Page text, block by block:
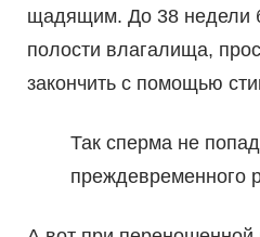
щадящим. До 38 недели
полости влагалища,
закончить с помощью
Так сперма не
преждевременного